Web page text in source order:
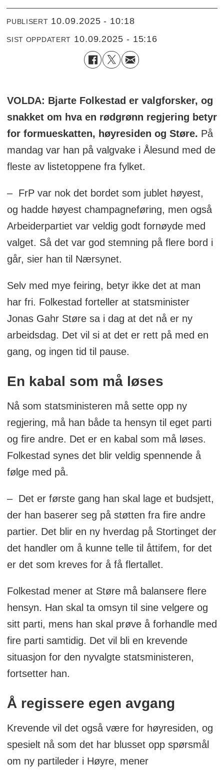
PUBLISERT 10.09.2025 - 10:18
SIST OPPDATERT 10.09.2025 - 15:16
VOLDA: Bjarte Folkestad er valgforsker, og
snakket om hva en rødgrønn regjering betyr
for formueskatten, høyresiden og Støre. På
mandag var han på valgvake i Ålesund med de
fleste av listetoppene fra fylket.
– FrP var nok det bordet som jublet høyest,
og hadde høyest champagneføring, men også
Arbeiderpartiet var veldig godt fornøyde med
valget. Så det var god stemning på flere bord i
går, sier han til Nærsynet.
Selv med mye feiring, betyr ikke det at man
har fri. Folkestad forteller at statsminister
Jonas Gahr Støre sa i dag at det nå er ny
arbeidsdag. Det vil si at det er rett på med en
gang, og ingen tid til pause.
En kabal som må løses
Nå som statsministeren må sette opp ny
regjering, må han både ta hensyn til eget parti
og fire andre. Det er en kabal som må løses.
Folkestad synes det blir veldig spennende å
følge med på.
– Det er første gang han skal lage et budsjett,
der han baserer seg på støtten fra fire andre
partier. Det blir en ny hverdag på Stortinget der
det handler om å kunne telle til åttifem, for det
er det som kreves for å få flertallet.
Folkestad mener at Støre må balansere flere
hensyn. Han skal ta omsyn til sine velgere og
sitt parti, mens han skal prøve å forhandle med
fire parti samtidig. Det vil bli en krevende
situasjon for den nyvalgte statsministeren,
fortsetter han.
Å regissere egen avgang
Krevende vil det også være for høyresiden, og
spesielt nå som det har blusset opp spørsmål
om ny partileder i Høyre, mener